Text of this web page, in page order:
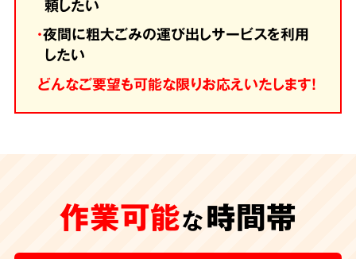
頼したい
・夜間に粗大ごみの運び出しサービスを利用
したい
どんなご要望も可能な限りお応えいたします！
作業可能な時間帯